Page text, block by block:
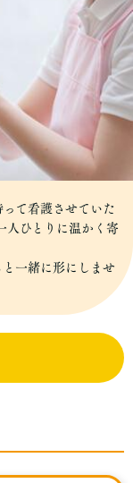
て看護させていた
人ひとりに温かく寄
一緒に形にしませ